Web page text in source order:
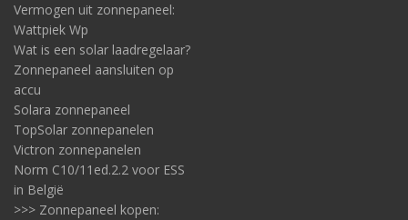
Vermogen uit zonnepaneel:
Wattpiek Wp
Wat is een solar laadregelaar?
Zonnepaneel aansluiten op
accu
Solara zonnepaneel
TopSolar zonnepanelen
Victron zonnepanelen
Norm C10/11ed.2.2 voor ESS
in België
>>> Zonnepaneel kopen: